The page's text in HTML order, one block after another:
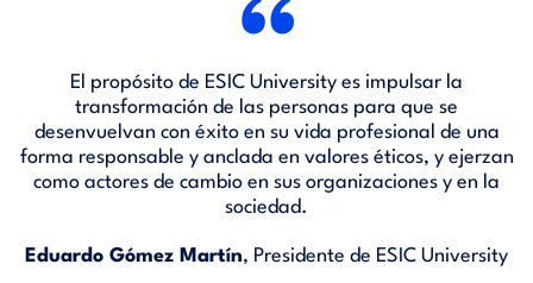
“
El propósito de ESIC University es impulsar la
transformación de las personas para que se
desenvuelvan con éxito en su vida profesional de una
forma responsable y anclada en valores éticos, y ejerzan
como actores de cambio en sus organizaciones y en la
sociedad.
Eduardo Gómez Martín, Presidente de ESIC University